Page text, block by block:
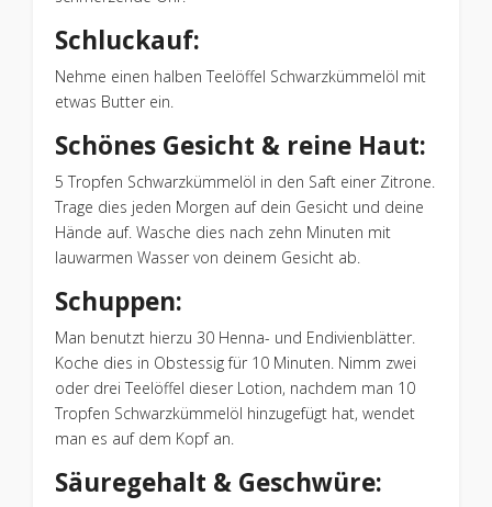
Schluckauf:
Nehme einen halben Teelöffel Schwarzkümmelöl mit
etwas Butter ein.
Schönes Gesicht & reine Haut:
5 Tropfen Schwarzkümmelöl in den Saft einer Zitrone.
Trage dies jeden Morgen auf dein Gesicht und deine
Hände auf. Wasche dies nach zehn Minuten mit
lauwarmen Wasser von deinem Gesicht ab.
Schuppen:
Man benutzt hierzu 30 Henna- und Endivienblätter.
Koche dies in Obstessig für 10 Minuten. Nimm zwei
oder drei Teelöffel dieser Lotion, nachdem man 10
Tropfen Schwarzkümmelöl hinzugefügt hat, wendet
man es auf dem Kopf an.
Säuregehalt & Geschwüre: